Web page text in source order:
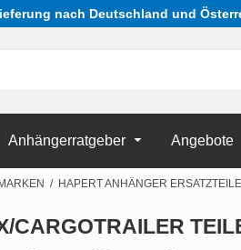
nach Deutschland und
Anhängerratgeber Angebote
/ HAPERT ANHÄNGER ERSATZTEILE
CARGOTRAILER